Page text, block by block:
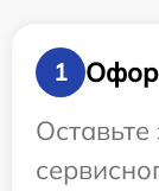
1
Оставьте